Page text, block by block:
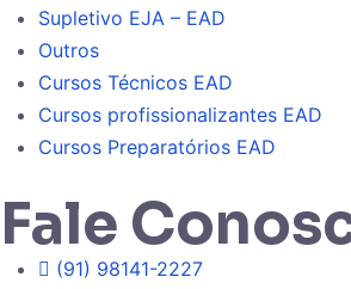
Supletivo EJA – EAD
Outros
Cursos Técnicos EAD
Cursos profissionalizantes EAD
Cursos Preparatórios EAD
Fale
(91) 98141-2227